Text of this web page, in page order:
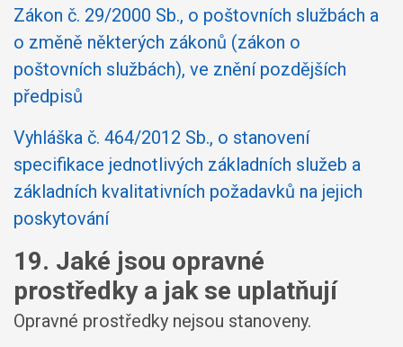
Zákon č. 29/2000 Sb., o poštovních službách a
o změně některých zákonů (zákon o
poštovních službách), ve znění pozdějších
předpisů
Vyhláška č. 464/2012 Sb., o stanovení
specifikace jednotlivých základních služeb a
základních kvalitativních požadavků na jejich
poskytování
19. Jaké jsou opravné
prostředky a jak se uplatňují
Opravné prostředky nejsou stanoveny.